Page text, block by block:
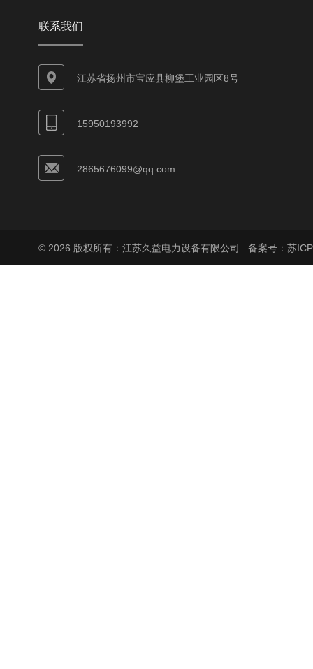
联系我们
江苏省扬州市宝应县柳堡工业园区8号
15950193992
2865676099@qq.com
© 2026 版权所有：江苏久益电力设备有限公司 备案号：苏